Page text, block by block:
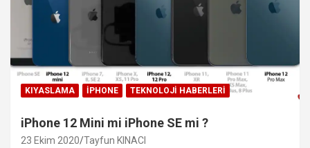
KIYASLAMA IPHONE TEKNOLOJI HABERLERI
iPhone 12 Mini mi iPhone SE mi ?
23 Ekim 2020 Tayfun KINACI